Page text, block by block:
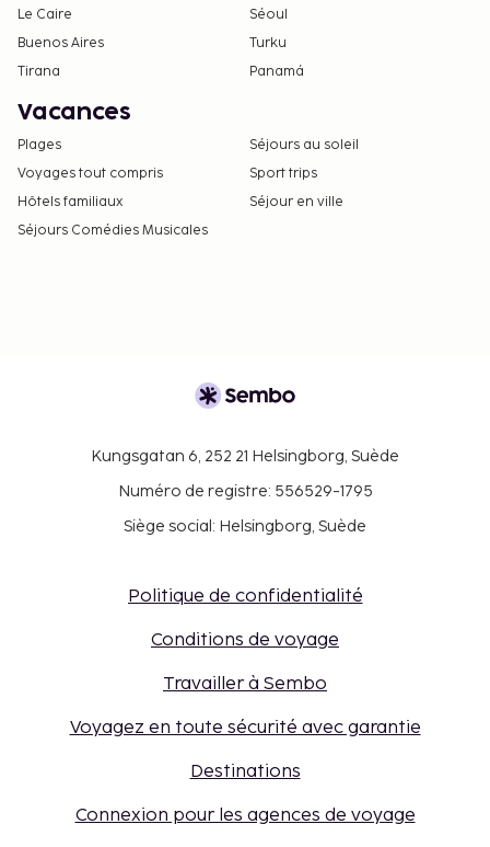
Le Caire
Séoul
Buenos Aires
Turku
Tirana
Panamá
Vacances
Plages
Séjours au soleil
Voyages tout compris
Sport trips
Hôtels familiaux
Séjour en ville
Séjours Comédies Musicales
Kungsgatan 6, 252 21 Helsingborg, Suède
Numéro de registre: 556529-1795
Siège social: Helsingborg, Suède
Politique de confidentialité
Conditions de voyage
Travailler à Sembo
Voyagez en toute sécurité avec garantie
Destinations
Connexion pour les agences de voyage